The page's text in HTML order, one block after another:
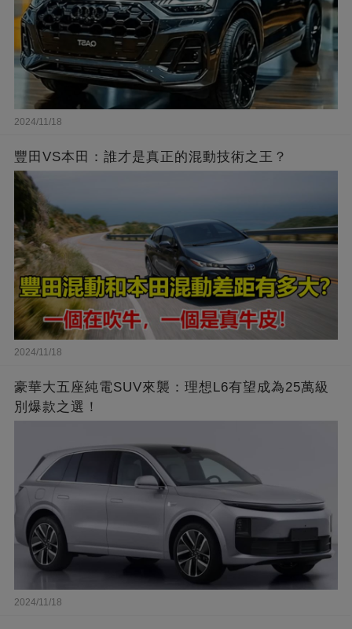
2024/11/18
豐田VS本田：誰才是真正的混動技術之王？
2024/11/18
豪華大五座純電SUV來襲：理想L6有望成為25萬級
別爆款之選！
2024/11/18